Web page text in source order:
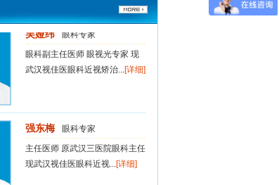
吴娅纬
眼科专家
眼科副主任医师 眼视光专家 现
武汉视佳医眼科近视矫治...[详细]
强东梅
眼科专家
主任医师 原武汉三医院眼科主任
现武汉视佳医眼科近视...[详细]